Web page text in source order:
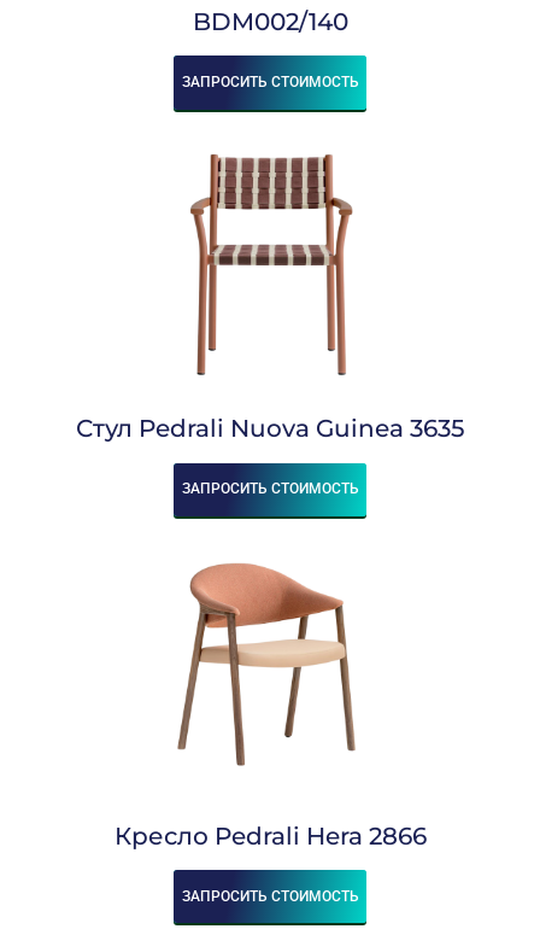
BDM002/140
ЗАПРОСИТЬ СТОИМОСТЬ
Стул Pedrali Nuova Guinea 3635
ЗАПРОСИТЬ СТОИМОСТЬ
Кресло Pedrali Hera 2866
ЗАПРОСИТЬ СТОИМОСТЬ